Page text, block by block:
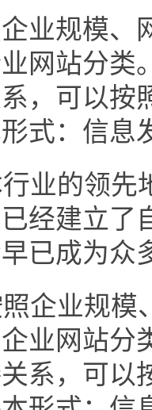
业规模、
网站分类
，可以按
式：信息
业的领先
经建立了
已成为众
企业规模
业网站分
系，可以